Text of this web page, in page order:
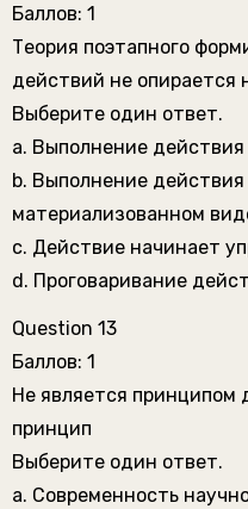
Баллов: 1
Теория поэтапного
действий не опирается
Выберите один ответ.
a. Выполнение
b. Выполнение
материализованном
c. Действие начинает
d. Проговаривание
Question 13
Баллов: 1
Не является
принцип
Выберите один ответ.
a. Современность